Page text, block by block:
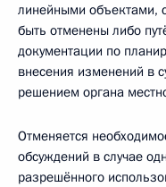
линейными объектами,
быть отменены либо
документации по
внесения изменений в
решением органа
Отменяется
обсуждений в случае
разрешённого